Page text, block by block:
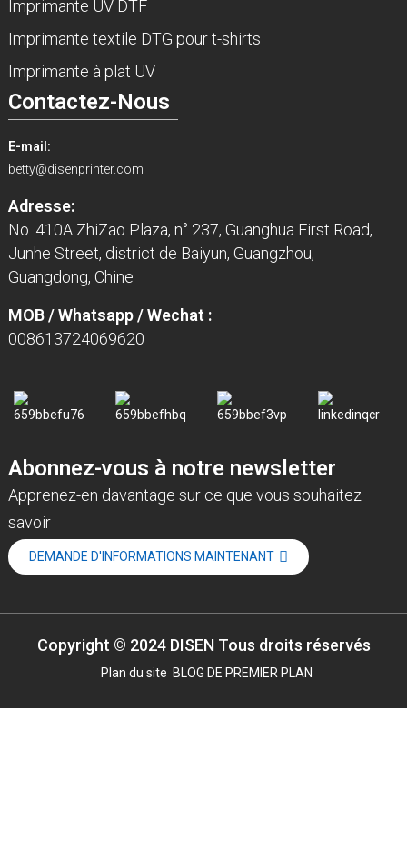
Imprimante UV DTF
Imprimante textile DTG pour t-shirts
Imprimante à plat UV
Contactez-Nous
E-mail:
betty@disenprinter.com
Adresse:
No. 410A ZhiZao Plaza, n° 237, Guanghua First Road,
Junhe Street, district de Baiyun, Guangzhou,
Guangdong, Chine
MOB / Whatsapp / Wechat :
008613724069620
Abonnez-vous à notre newsletter
Apprenez-en davantage sur ce que vous souhaitez
savoir
DEMANDE D'INFORMATIONS MAINTENANT
Copyright © 2024 DISEN Tous droits réservés
Plan du site BLOG DE PREMIER PLAN